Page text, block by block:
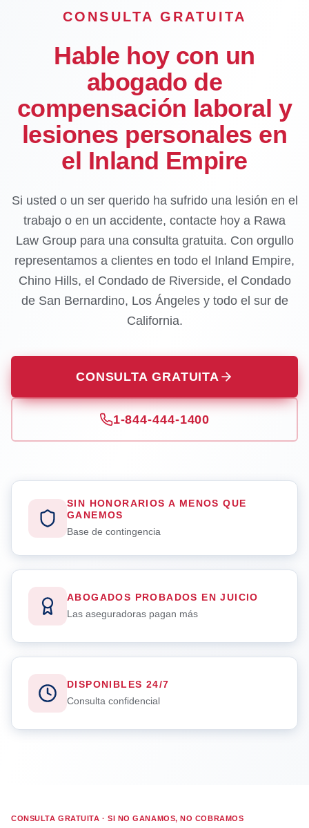
CONSULTA GRATUITA
Hable hoy con un
abogado de
compensación laboral y
lesiones personales en
el Inland Empire
Si usted o un ser querido ha sufrido una lesión en el
trabajo o en un accidente, contacte hoy a Rawa
Law Group para una consulta gratuita. Con orgullo
representamos a clientes en todo el Inland Empire,
Chino Hills, el Condado de Riverside, el Condado
de San Bernardino, Los Ángeles y todo el sur de
California.
CONSULTA GRATUITA
1-844-444-1400
SIN HONORARIOS A MENOS QUE
GANEMOS
Base de contingencia
ABOGADOS PROBADOS EN JUICIO
Las aseguradoras pagan más
DISPONIBLES 24/7
Consulta confidencial
CONSULTA GRATUITA · SI NO GANAMOS, NO COBRAMOS